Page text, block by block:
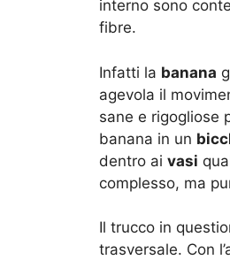
interno sono
fibre.
Infatti la banana
agevola il
sane e rigogliose
banana in un
dentro ai vasi
complesso, ma
Il trucco in
trasversale. Con